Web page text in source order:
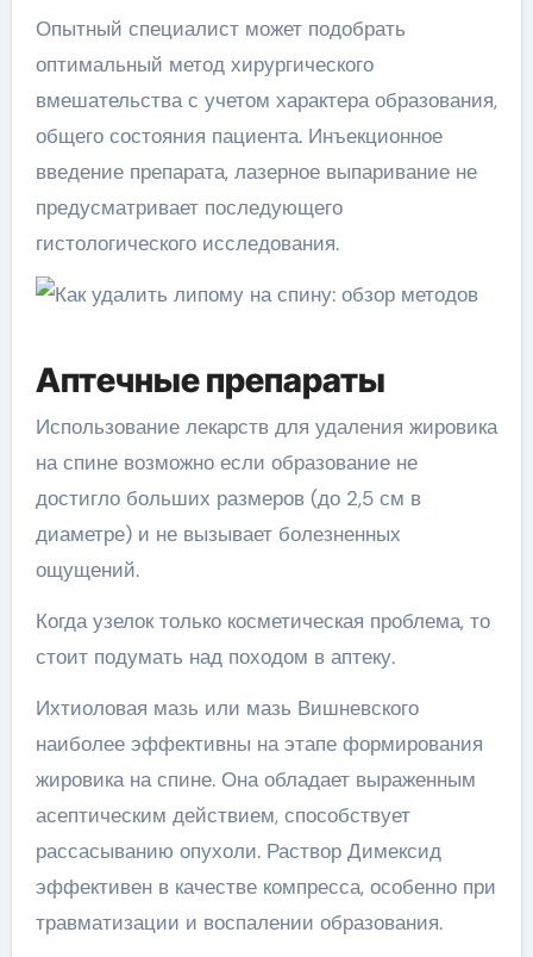
Опытный специалист может подобрать
оптимальный метод хирургического
вмешательства с учетом характера образования,
общего состояния пациента. Инъекционное
введение препарата, лазерное выпаривание не
предусматривает последующего
гистологического исследования.
Аптечные препараты
Использование лекарств для удаления жировика
на спине возможно если образование не
достигло больших размеров (до 2,5 см в
диаметре) и не вызывает болезненных
ощущений.
Когда узелок только косметическая проблема, то
стоит подумать над походом в аптеку.
Ихтиоловая мазь или мазь Вишневского
наиболее эффективны на этапе формирования
жировика на спине. Она обладает выраженным
асептическим действием, способствует
рассасыванию опухоли. Раствор Димексид
эффективен в качестве компресса, особенно при
травматизации и воспалении образования.